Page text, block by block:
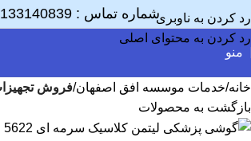
رد کردن به ناوبری
رد کردن به محتوای اصلی
شماره تماس :
منو
خانه خدمات موسسه افق اصفهان فروش
بازگشت به محصولات